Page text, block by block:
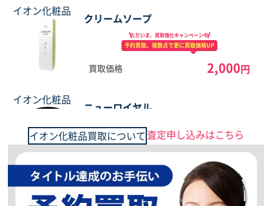
イオン化粧品
クリームソープ
ただいま、買取強化キャンペーン中
予約買取、複数点で更に買取価格UP
買取価格 2,000円
イオン化粧品
ニューロイヤル
予約買取、複数点で更に買取価格UP
4,000 円
イオン化粧品
Softローション
イオン化粧品買取について査定申し込みはこちら